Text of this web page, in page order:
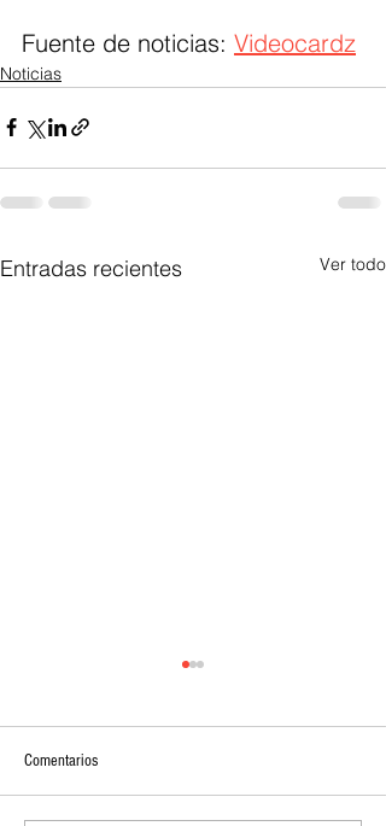
Fuente de noticias: Videocardz
Noticias
Entradas recientes Ver todo
Comentarios